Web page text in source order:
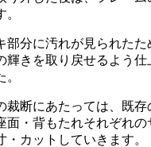
部分に汚れが見られた
輝きを取り戻せるよう
裁断にあたっては、既
面・背もたれそれぞれの
・カットしていきます。